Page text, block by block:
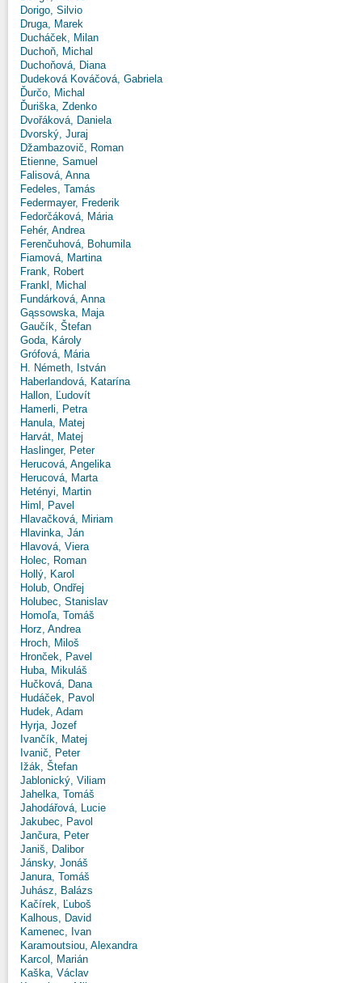
Dorigo, Silvio
Druga, Marek
Ducháček, Milan
Duchoň, Michal
Duchoňová, Diana
Dudeková Kováčová, Gabriela
Ďurčo, Michal
Ďuriška, Zdenko
Dvořáková, Daniela
Dvorský, Juraj
Džambazovič, Roman
Etienne, Samuel
Falisová, Anna
Fedeles, Tamás
Federmayer, Frederik
Fedorčáková, Mária
Fehér, Andrea
Ferenčuhová, Bohumila
Fiamová, Martina
Frank, Robert
Frankl, Michal
Fundárková, Anna
Gąssowska, Maja
Gaučík, Štefan
Goda, Károly
Grófová, Mária
H. Németh, István
Haberlandová, Katarína
Hallon, Ľudovít
Hamerli, Petra
Hanula, Matej
Harvát, Matej
Haslinger, Peter
Herucová, Angelika
Herucová, Marta
Hetényi, Martin
Himl, Pavel
Hlavačková, Miriam
Hlavinka, Ján
Hlavová, Viera
Holec, Roman
Hollý, Karol
Holub, Ondřej
Holubec, Stanislav
Homoľa, Tomáš
Horz, Andrea
Hroch, Miloš
Hronček, Pavel
Huba, Mikuláš
Hučková, Dana
Hudáček, Pavol
Hudek, Adam
Hyrja, Jozef
Ivančík, Matej
Ivanič, Peter
Ižák, Štefan
Jablonický, Viliam
Jahelka, Tomáš
Jahodářová, Lucie
Jakubec, Pavol
Jančura, Peter
Janiš, Dalibor
Jánsky, Jonáš
Janura, Tomáš
Juhász, Balázs
Kačírek, Ľuboš
Kalhous, David
Kamenec, Ivan
Karamoutsiou, Alexandra
Karcol, Marián
Kaška, Václav